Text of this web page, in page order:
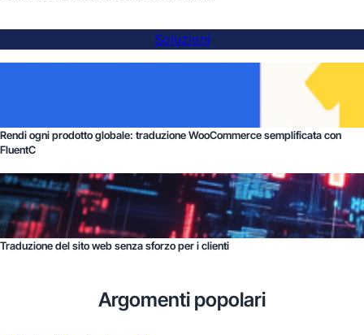
Soluzioni
Rendi ogni prodotto globale: traduzione WooCommerce semplificata con
FluentC
Traduzione del sito web senza sforzo per i clienti
Argomenti popolari